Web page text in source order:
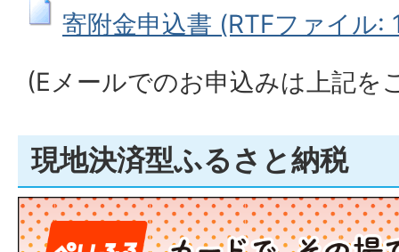
寄附金申込書 (RTFファイル:
(Eメールでのお申込みは上記を
現地決済型ふるさと納税